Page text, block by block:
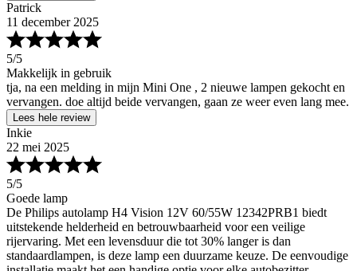
Patrick
11 december 2025
5/5
Makkelijk in gebruik
tja, na een melding in mijn Mini One , 2 nieuwe lampen gekocht en
vervangen. doe altijd beide vervangen, gaan ze weer even lang mee.
Lees hele review
Inkie
22 mei 2025
5/5
Goede lamp
De Philips autolamp H4 Vision 12V 60/55W 12342PRB1 biedt
uitstekende helderheid en betrouwbaarheid voor een veilige
rijervaring. Met een levensduur die tot 30% langer is dan
standaardlampen, is deze lamp een duurzame keuze. De eenvoudige